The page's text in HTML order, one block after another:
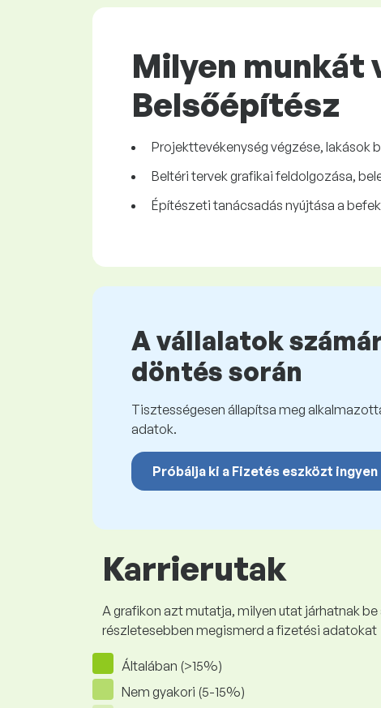
Milyen munkát
Belsőépítész
Projekttevékenység végzése, lakások
Beltéri tervek grafikai feldolgozása,
Építészeti tanácsadás nyújtása a
A vállalatok
döntés során
Tisztességesen állapítsa meg
adatok.
Próbálja ki a Fizetés eszközt ingyen
Karrierutak
A grafikon azt mutatja, milyen utat járhatnak
részletesebben megismerd a fizetési adatokat
Általában (>15%)
Nem gyakori (5-15%)